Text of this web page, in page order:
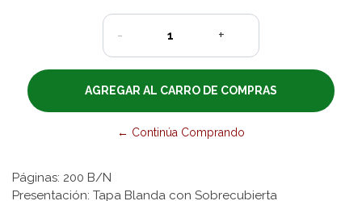
- +
← Continúa Comprando
Páginas: 200 B/N
Presentación: Tapa Blanda con Sobrecubierta